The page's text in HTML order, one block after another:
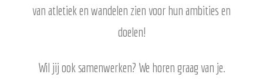
van atletiek en wandelen zien voor hun ambities en
doelen!
Wil jij ook samenwerken? We horen graag van je.